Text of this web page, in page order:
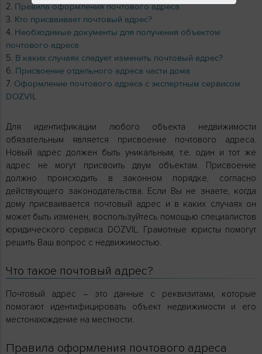
Правила оформления почтового адреса
Кто присваивает почтовый адрес?
Необходимые документы для получения объектом
почтового адреса
В каких случаях следует изменить почтовый адрес?
Присвоение отдельного адреса части дома
Оформление почтового адреса с экспертным сервисом
DOZVIL
Для идентификации любого объекта недвижимости
обязательным является присвоение почтового адреса.
Новый адрес должен быть уникальным, т.е. один и тот же
адрес не могут присвоить двум объектам. Присвоение
должно происходить в законном порядке, согласно
действующего законодательства. Если Вы не знаете, когда
дому присваивается почтовый адрес и в каких случаях он
может быть изменен, воспользуйтесь помощью специалистов
юридического сервиса DOZVIL. Грамотные юристы помогут
решить Ваш вопрос с недвижимостью.
Что такое почтовый адрес?
Почтовый адрес – это данные с реквизитами, которые
помогают идентифицировать объект недвижимости и его
местонахождение на местности.
Правила оформления почтового адреса